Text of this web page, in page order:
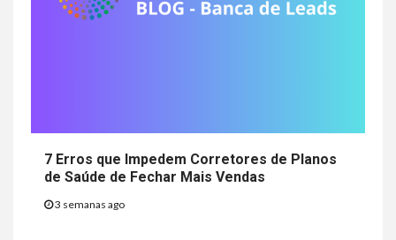
7 Erros que Impedem Corretores de Planos
de Saúde de Fechar Mais Vendas
3 semanas ago